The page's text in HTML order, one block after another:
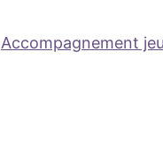
Accompagnement